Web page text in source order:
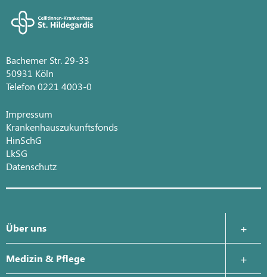
Bachemer Str. 29-33
50931 Köln
Telefon 0221 4003-0
Impressum
Krankenhauszukunftsfonds
HinSchG
LkSG
Datenschutz
Über uns
Krankenhausleitung
Medizin & Pflege